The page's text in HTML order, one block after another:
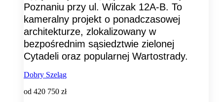
Poznaniu przy ul. Wilczak 12A-B. To
kameralny projekt o ponadczasowej
architekturze, zlokalizowany w
bezpośrednim sąsiedztwie zielonej
Cytadeli oraz popularnej Wartostrady.
Dobry Szeląg
od 420 750 zł